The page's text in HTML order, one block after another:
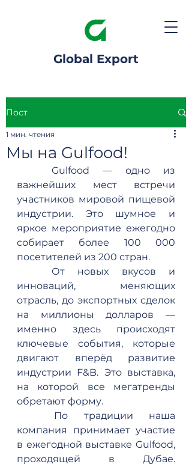
Global Export
Пост
Мы на Gulfood!
1 мин. чтения
Gulfood — одно из
важнейших мест встречи
участников мировой пищевой
индустрии. Это шумное и
яркое мероприятие ежегодно
собирает более 100 000
посетителей из 200 стран.
инноваций, меняющих
отрасль, до экспортных сделок
на миллионы долларов —
именно здесь происходят
ключевые события, которые
двигают вперёд развитие
индустрии F&B. Это выставка,
на которой все мегатренды
обретают форму.
компания принимает участие
в ежегодной выставке Gulfood,
проходящей в Дубае.